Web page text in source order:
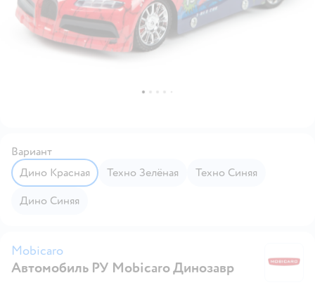
Вариант
Дино Красная
Техно Зелёная
Техно Синяя
Дино Синяя
Mobicaro
Автомобиль РУ Mobicaro Динозавр